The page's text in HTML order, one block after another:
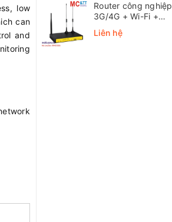
low
can
and
Router công nghiệp
3G/4G + Wi-Fi +
APN/VPN Four-Faith
F3436
Liên hệ